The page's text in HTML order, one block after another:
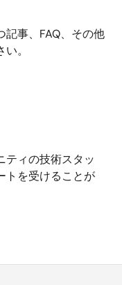
記事、FAQ、その他
。
ティの技術スタッ
トを受けることが